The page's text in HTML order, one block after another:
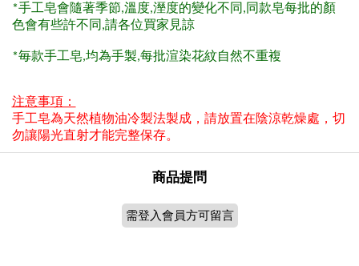
*手工皂會隨著季節,溫度,溼度的變化不同 ,同款皂每批的顏
色會有些許不同 ,請各位買家見諒
*毎款手工皂,均為手製,每批渲染花紋自然不重複
注意事項：
手工皂為天然植物油冷製法製成，請放置在陰涼乾燥處，切
勿讓陽光直射才能完整保存。
商品提問
需登入會員方可留言